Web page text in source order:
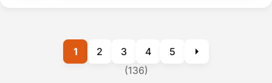
(136)
1 2 3 4 5